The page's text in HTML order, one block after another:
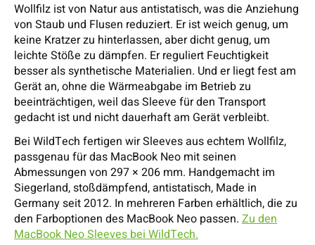
Wollfilz ist von Natur aus antistatisch, was die Anziehung
von Staub und Flusen reduziert. Er ist weich genug, um
keine Kratzer zu hinterlassen, aber dicht genug, um
leichte Stöße zu dämpfen. Er reguliert Feuchtigkeit
besser als synthetische Materialien. Und er liegt fest am
Gerät an, ohne die Wärmeabgabe im Betrieb zu
beeinträchtigen, weil das Sleeve für den Transport
gedacht ist und nicht dauerhaft am Gerät verbleibt.
Bei WildTech fertigen wir Sleeves aus echtem Wollfilz,
passgenau für das MacBook Neo mit seinen
Abmessungen von 297 × 206 mm. Handgemacht im
Siegerland, stoßdämpfend, antistatisch, Made in
Germany seit 2012. In mehreren Farben erhältlich, die zu
den Farboptionen des MacBook Neo passen. Zu den
MacBook Neo Sleeves bei WildTech.